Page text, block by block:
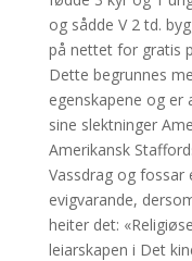
og sådde V 2 td.
på nettet for gratis
Dette begrunnes
egenskapene og er
sine slektninger
Amerikansk
Vassdrag og fossar
evigvarande,
heiter det:
leiarskapen i Det